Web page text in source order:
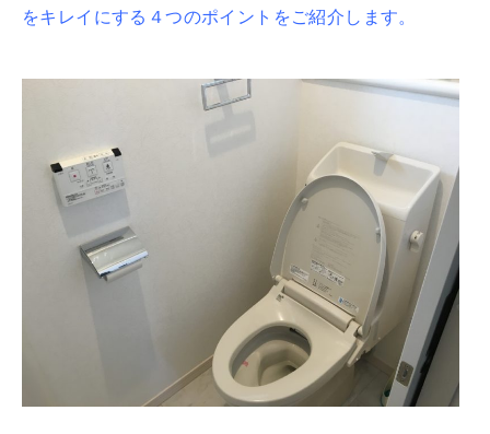
をキレイにする４つのポイントをご紹介します。